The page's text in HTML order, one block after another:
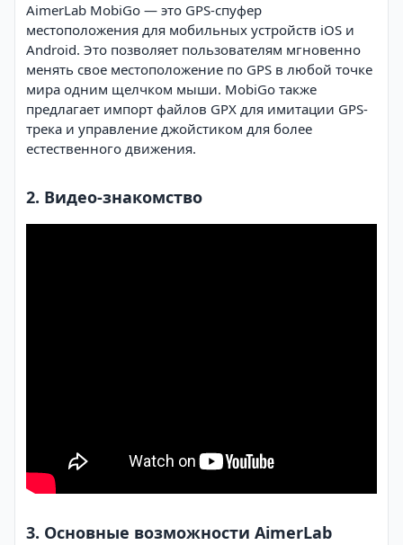
AimerLab MobiGo — это GPS-спуфер
местоположения для мобильных устройств iOS и
Android. Это позволяет пользователям мгновенно
менять свое местоположение по GPS в любой точке
мира одним щелчком мыши. MobiGo также
предлагает импорт файлов GPX для имитации GPS-
трека и управление джойстиком для более
естественного движения.
2. Видео-знакомство
3. Основные возможности AimerLab